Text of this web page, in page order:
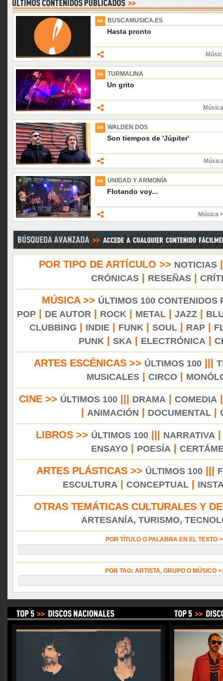
BUSCAMUSICA.ES
Hasta pronto
TURMALINA
Un grito
WALDEN DOS
Son tiempos de 'Júpiter'
UNIDAD Y ARMONÍA
Flotando voy...
Música
POR TIPO DE ARTÍCULO >> NOTICIAS
CRÓNICAS| RESEÑAS|
MÚSICA >> ÚLTIMOS 100 CONTENIDOS
POP| DE AUTOR ROCK METAL| JAZZ|
CLUBBING
INDIE| FUNK SOUL| RAP|
PUNK
SKA ELECTRÓNICA
ARTES ESCÉNICAS >> ÚLTIMOS 100
MUSICALES
CIRCO
CINE >> ÚLTIMOS 100||| DRAMA COMEDIA
ANIMACIÓN DOCUMENTAL|
LIBROS >> ÚLTIMOS 100 NARRATIVA
ENSAYO| POESÍA
ARTES PLÁSTICAS >> ÚLTIMOS 100|||
ESCULTURA
CONCEPTUAL
OTRAS TEMÁTICAS CULTURALES Y
ARTESANÍA, TURISMO,
POR TÍTULO O PALABRA EN EL TEXTO
POR TAG: ARTISTA, GRUPO O MÚSICO